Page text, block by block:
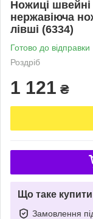
Ножиці
нержавіюча
лівші (6334)
Готово до відправки
Роздріб
1 121 ₴
Що таке
Замовлення